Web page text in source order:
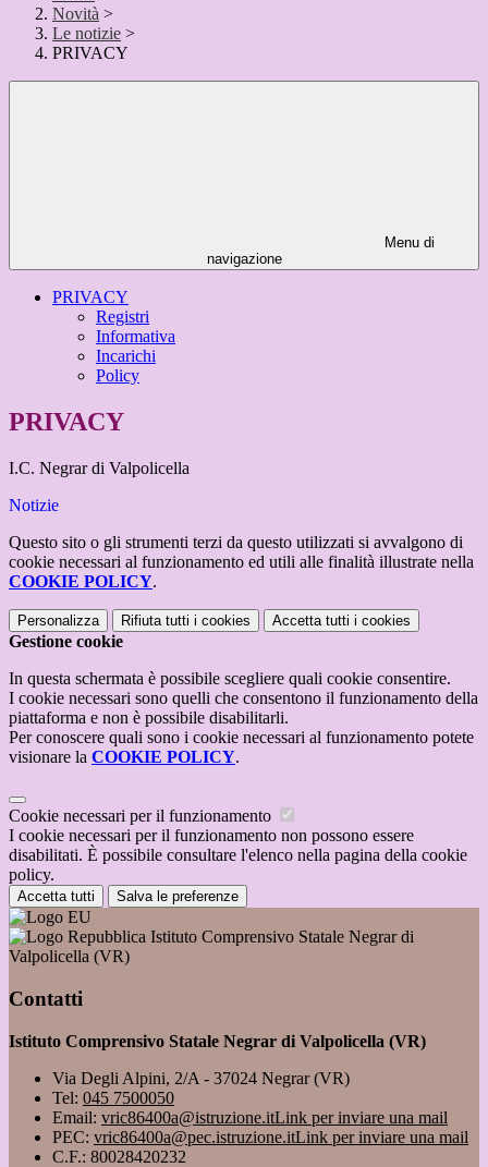
Novità >
Le notizie >
PRIVACY
Menu di
navigazione
PRIVACY
Registri
Informativa
Incarichi
Policy
PRIVACY
I.C. Negrar di Valpolicella
Notizie
Questo sito o gli strumenti terzi da questo utilizzati si avvalgono di
cookie necessari al funzionamento ed utili alle finalità illustrate nella
COOKIE POLICY.
Personalizza Rifiuta tutti i cookies Accetta tutti i cookies
Gestione cookie
In questa schermata è possibile scegliere quali cookie consentire.
I cookie necessari sono quelli che consentono il funzionamento della
piattaforma e non è possibile disabilitarli.
Per conoscere quali sono i cookie necessari al funzionamento potete
visionare la COOKIE POLICY.
Cookie necessari per il funzionamento
I cookie necessari per il funzionamento non possono essere
disabilitati. È possibile consultare l'elenco nella pagina della cookie
policy.
Accetta tutti Salva le preferenze
Istituto Comprensivo Statale Negrar di
Valpolicella (VR)
Contatti
Istituto Comprensivo Statale Negrar di Valpolicella (VR)
Via Degli Alpini, 2/A - 37024 Negrar (VR)
Tel: 045 7500050
Email: vric86400a@istruzione.itLink per inviare una mail
PEC: vric86400a@pec.istruzione.itLink per inviare una mail
C.F.: 80028420232